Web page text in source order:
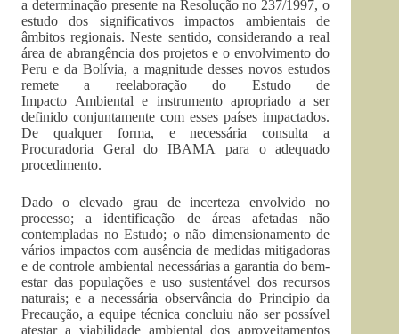
a determinação presente na Resolução no 237/1997, o
estudo dos significativos impactos ambientais de
âmbitos regionais. Neste sentido, considerando a real
área de abrangência dos projetos e o envolvimento do
Peru e da Bolívia, a magnitude desses novos estudos
remete a reelaboração do Estudo de
Impacto Ambiental e instrumento apropriado a ser
definido conjuntamente com esses países impactados.
De qualquer forma, e necessária consulta a
Procuradoria Geral do IBAMA para o adequado
procedimento.
Dado o elevado grau de incerteza envolvido no
processo; a identificação de áreas afetadas não
contempladas no Estudo; o não dimensionamento de
vários impactos com ausência de medidas mitigadoras
e de controle ambiental necessárias a garantia do bem-
estar das populações e uso sustentável dos recursos
naturais; e a necessária observância do Principio da
Precaução, a equipe técnica concluiu não ser possível
atestar a viabilidade ambiental dos aproveitamentos